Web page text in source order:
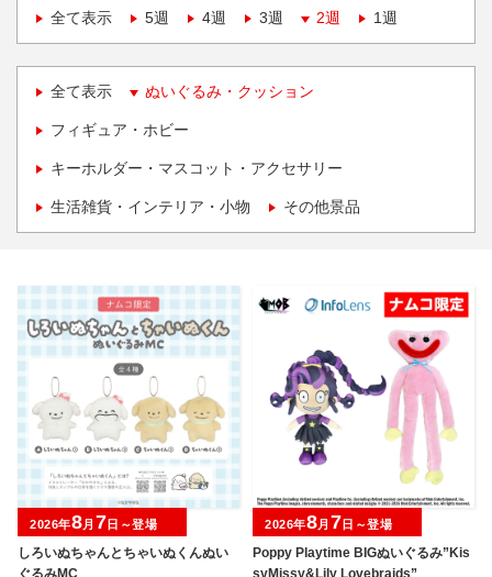
全て表示
5週 4週 3週 2週 1週
全て表示 ぬいぐるみ・クッション
フィギュア・ホビー
キーホルダー・マスコット・アクセサリー
生活雑貨・インテリア・小物 その他景品
しろいぬちゃんとちゃいぬくんぬい
ぐるみMC
2026年8月 7日～登場
Poppy Playtime BIGぬいぐるみ”Kis
syMissy&Lily Lovebraids”
2026年8月 7日～登場